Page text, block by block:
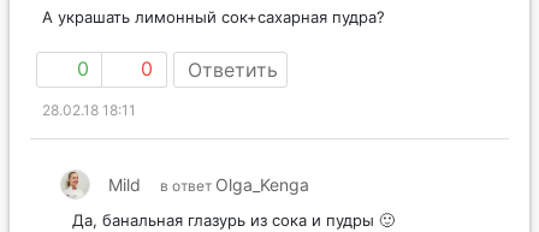
А украшать лимонный сок+сахарная пудра?
0 0 Ответить
28.02.18 18:11
Mild в ответ Olga_Kenga
Да, банальная глазурь из сока и пудры 🙂